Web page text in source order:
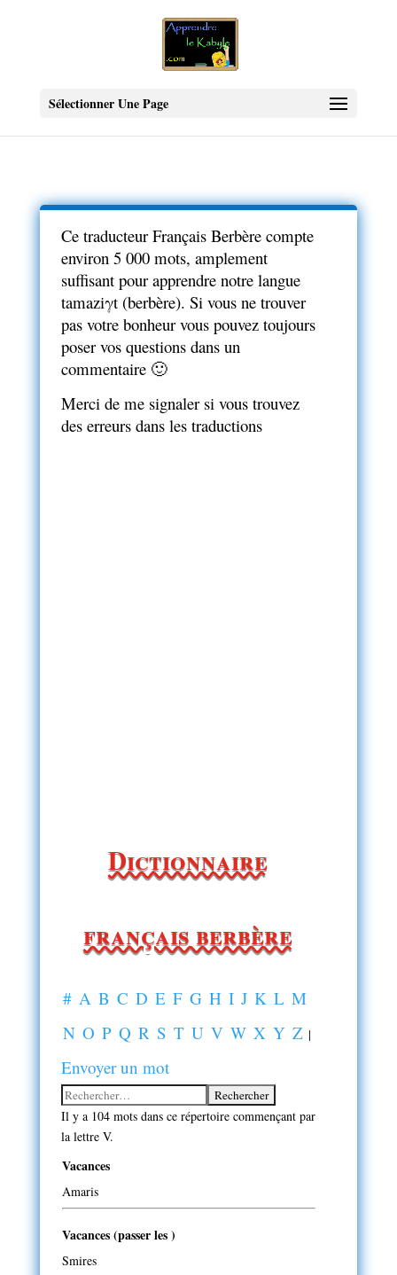
Sélectionner Une Page
Ce traducteur Français Berbère compte
environ 5 000 mots, amplement
suffisant pour apprendre notre langue
tamaziγt (berbère). Si vous ne trouver
pas votre bonheur vous pouvez toujours
poser vos questions dans un
commentaire 🙂
Merci de me signaler si vous trouvez
des erreurs dans les traductions
Dictionnaire
français berbère
# A B C D E F G H I J K L M
N O P Q R S T U V W X Y Z |
Envoyer un mot
Il y a 104 mots dans ce répertoire commençant par
la lettre V.
Vacances
Amaris
Vacances (passer les )
Smires